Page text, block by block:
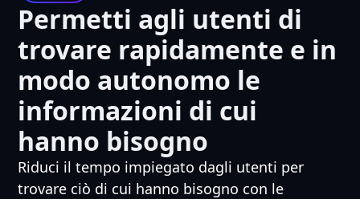
Permetti agli utenti di
trovare rapidamente e in
modo autonomo le
informazioni di cui
hanno bisogno
Riduci il tempo impiegato dagli utenti per
trovare ciò di cui hanno bisogno con le